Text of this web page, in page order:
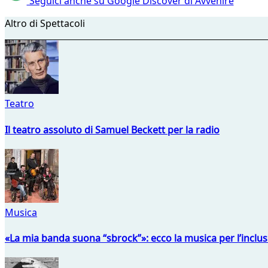
Altro di Spettacoli
Teatro
Il teatro assoluto di Samuel Beckett per la radio
Musica
«La mia banda suona “sbrock”»: ecco la musica per